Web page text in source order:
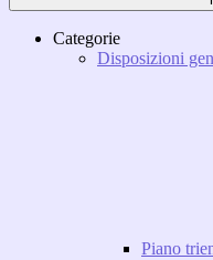
Categorie
Disposizioni
Piano